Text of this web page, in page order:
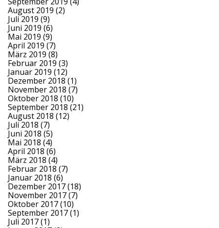
August 2019 (2)
Juli 2019 (9)
Juni 2019 (6)
Mai 2019 (9)
April 2019 (7)
März 2019 (8)
Februar 2019 (3)
Januar 2019 (12)
Dezember 2018 (1)
November 2018 (7)
Oktober 2018 (10)
September 2018 (21)
August 2018 (12)
Juli 2018 (7)
Juni 2018 (5)
Mai 2018 (4)
April 2018 (6)
März 2018 (4)
Februar 2018 (7)
Januar 2018 (6)
Dezember 2017(18)
November 2017(7)
Oktober 2017(10)
September 2017(1)
Juli 2017(1)